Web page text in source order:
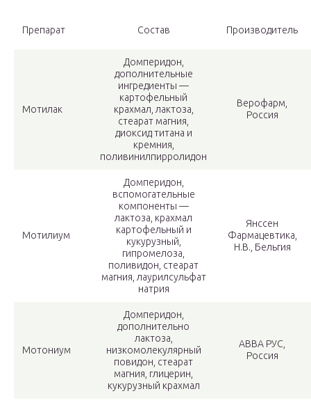
Препарат Состав Производитель
Мотилак
Домперидон,
дополнительные
ингредиенты —
картофельный
крахмал, лактоза,
стеарат магния,
диоксид титана и
кремния,
поливинилпирролидон
Верофарм,
Россия
Мотилиум
Домперидон,
вспомогательные
компоненты —
лактоза, крахмал
картофельный и
кукурузный,
гипромелоза,
поливидон, стеарат
магния, лаурилсульфат
натрия
Янссен
Фармацевтика,
Н.В., Бельгия
Мотониум
Домперидон,
дополнительно
лактоза,
низкомолекулярный
повидон, стеарат
магния, глицерин,
кукурузный крахмал
АВВА РУС,
Россия